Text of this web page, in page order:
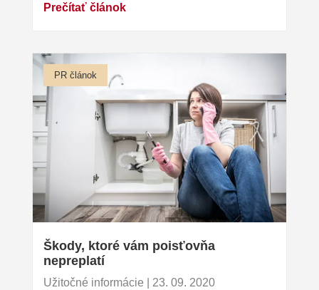
Prečítať článok
PR článok
Škody, ktoré vám poisťovňa
nepreplatí
Užitočné informácie | 23. 09. 2020